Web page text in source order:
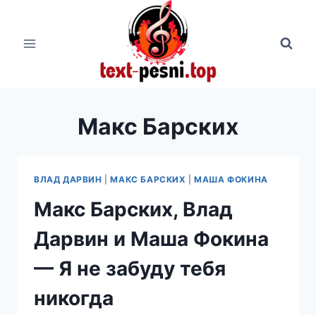
содержимому
Макс Барских
ВЛАД ДАРВИН |МАКС БАРСКИХ |МАША ФОКИНА
Макс Барских, Влад
Дарвин и Маша Фокина
— Я не забуду тебя
никогда